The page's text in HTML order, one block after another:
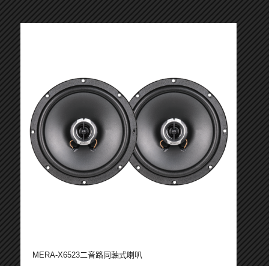
MERA-X6523二音路同軸式喇叭